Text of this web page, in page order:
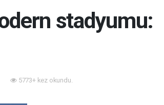
stadyumu:
5773+ kez okundu.